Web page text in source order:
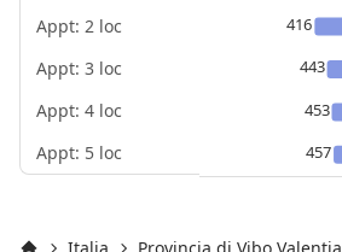
Appt: 2 loc
Appt: 3 loc
Appt: 4 loc
Appt: 5 loc
416
443
453
457